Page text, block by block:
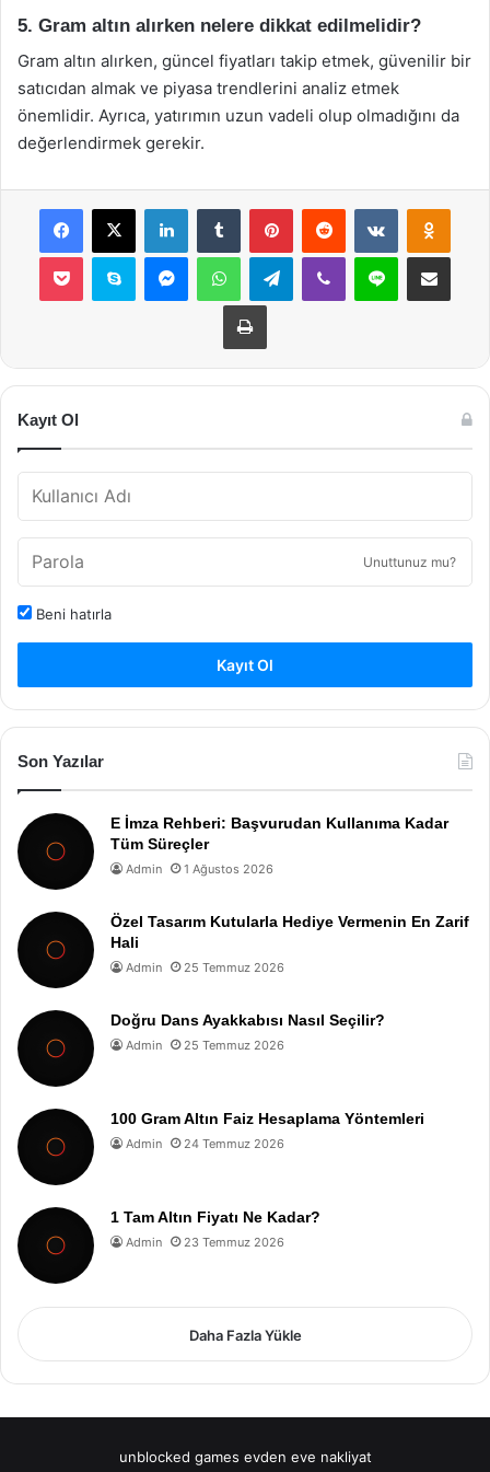
5. Gram altın alırken nelere dikkat edilmelidir?
Gram altın alırken, güncel fiyatları takip etmek, güvenilir bir
satıcıdan almak ve piyasa trendlerini analiz etmek
önemlidir. Ayrıca, yatırımın uzun vadeli olup olmadığını da
değerlendirmek gerekir.
Facebook
X LinkedInTumblr PinterestReddit VKontakte
Pocket Skype MessengerWhatsAppTelegramViber Line E-Posta ile
Yazdır
Kayıt Ol
Unuttunuz mu?
Beni hatırla
Kayıt Ol
Son Yazılar
E İmza Rehberi: Başvurudan Kullanıma Kadar
Tüm Süreçler
Admin 1 Ağustos 2026
Özel Tasarım Kutularla Hediye Vermenin En Zarif
Hali
Admin 25 Temmuz 2026
Doğru Dans Ayakkabısı Nasıl Seçilir?
Admin 25 Temmuz 2026
100 Gram Altın Faiz Hesaplama Yöntemleri
Admin 24 Temmuz 2026
1 Tam Altın Fiyatı Ne Kadar?
Admin 23 Temmuz 2026
Daha Fazla Yükle
unblocked games evden eve nakliyat